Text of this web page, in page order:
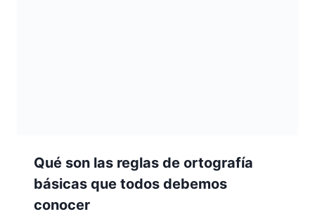
Qué son las reglas de ortografía
básicas que todos debemos
conocer